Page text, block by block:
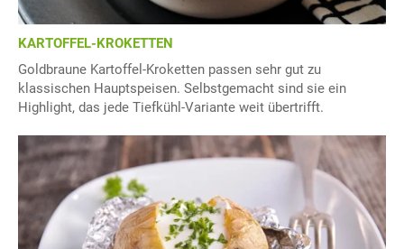
KARTOFFEL-KROKETTEN
Goldbraune Kartoffel-Kroketten passen sehr gut zu
klassischen Hauptspeisen. Selbstgemacht sind sie ein
Highlight, das jede Tiefkühl-Variante weit übertrifft.